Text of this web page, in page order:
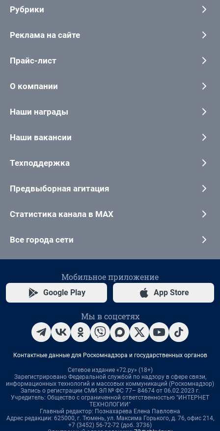
Рубрики
Реклама на сайте
Прайс-лист
О компании
Наши награды
Наши вакансии
Техподдержка
Предвыборная агитация
Статистика канала в MAX
Все города сети
Мобильное приложение
Google Play App Store
Мы в соцсетях
Контактные данные для Роскомнадзора и государственных органов
Сетевое издание «72.ру» (18+)
Зарегистрировано Федеральной службой по надзору в сфере связи,
информационных технологий и массовых коммуникаций (Роскомнадзор)
Запись о регистрации СМИ ЭЛ № ФС 77– 84674 от 06.02.2023 г.
Учредитель: Общество с ограниченной ответственностью "ИНТЕРНЕТ
ТЕХНОЛОГИИ"
Главный редактор: Познахарева Елена Павловна
Адрес редакции: 625000, г. Тюмень, ул. Максима Горького, д. 76, офис 214,
+7 (3452) 56-72-72 (доб. 3736)